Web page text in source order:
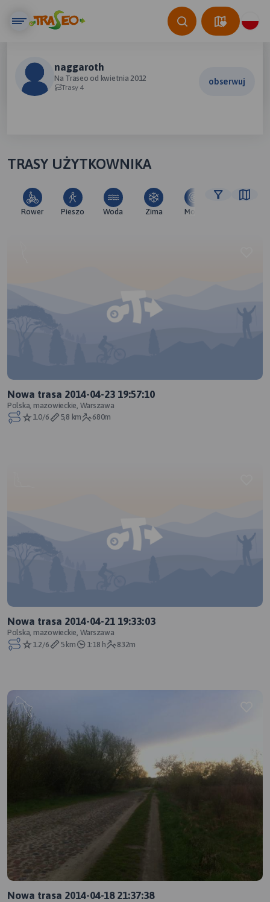
naggaroth
Na Traseo od kwietnia 2012
Trasy 4
obserwuj
TRASY UŻYTKOWNIKA
Rower Pieszo Woda Zima Moto
Nowa trasa 2014-04-23 19:57:10
Polska, mazowieckie, Warszawa
1.0/6
5,8 km 680m
Nowa trasa 2014-04-21 19:33:03
Polska, mazowieckie, Warszawa
1.2/6
5 km 1:18 h 832m
Nowa trasa 2014-04-18 21:37:38